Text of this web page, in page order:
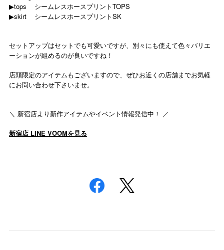
▶︎tops シームレスホースプリントTOPS
▶︎skirt シームレスホースプリントSK
セットアップはセットでも可愛いですが、別々にも使えて色々バリエ
ーションが組めるのが良いですね！
店頭限定のアイテムもございますので、ぜひお近くの店舗までお気軽
にお問い合わせ下さいませ。
＼ 新宿店より新作アイテムやイベント情報発信中！ ／
新宿店 LINE VOOMを見る